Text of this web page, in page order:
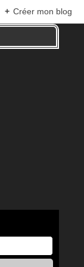
+ Créer mon blog